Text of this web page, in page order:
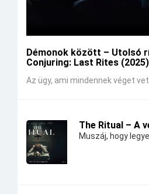
Démonok között – Utolsó
Conjuring: Last Rites (2025)
Az ügy, ami mindennek véget
The Ritual – A
Muszáj, hogy